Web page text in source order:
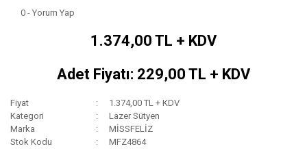
0 - Yorum Yap
1.374,00 TL + KDV
Adet Fiyatı: 229,00 TL + KDV
Fiyat
1.374,00 TL + KDV
Kategori
Lazer Sütyen
Marka
MİSSFELİZ
Stok Kodu
MFZ4864